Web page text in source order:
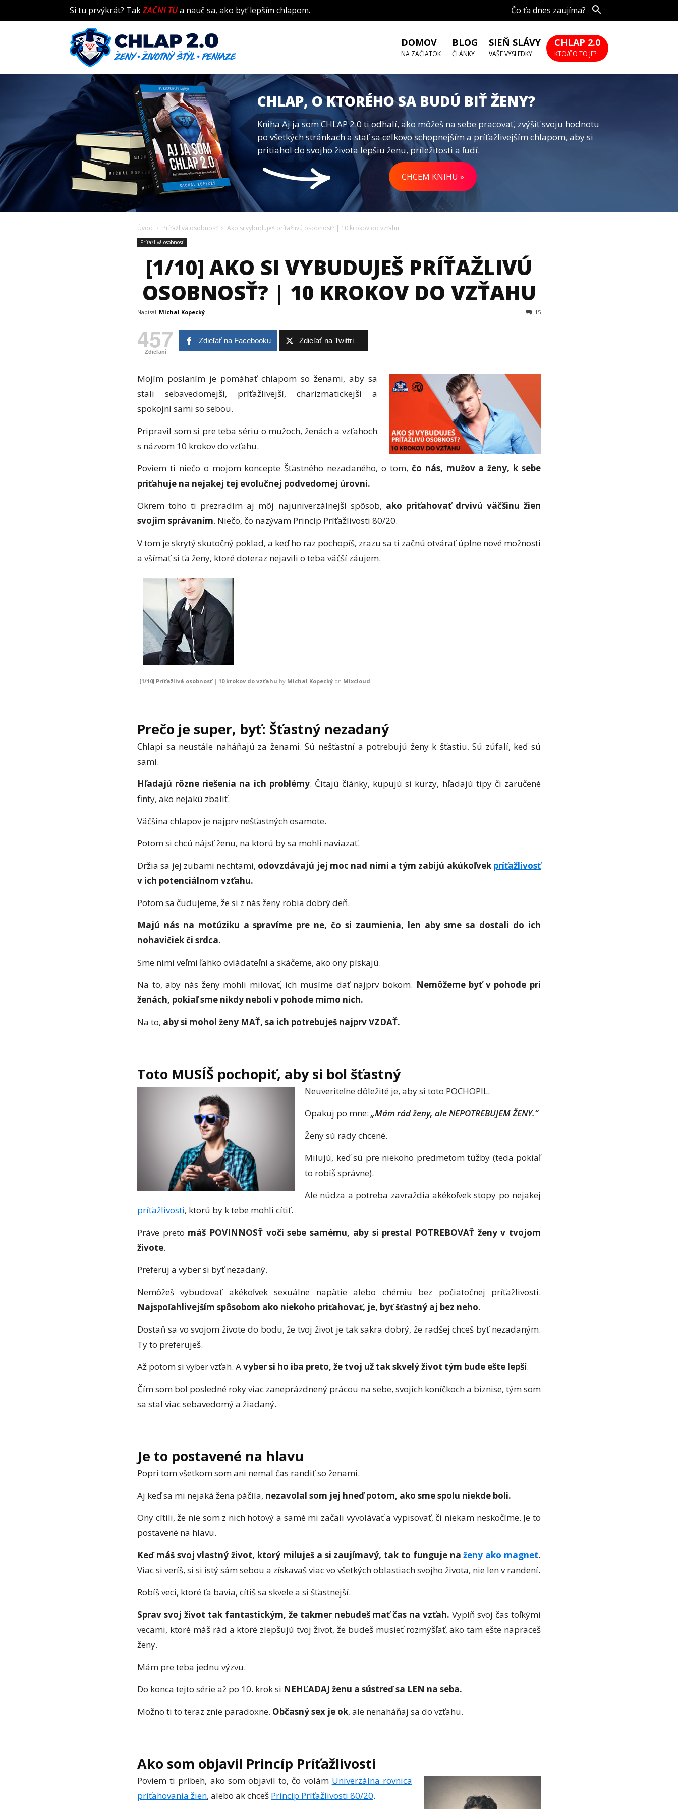
Si tu prvýkrát? TakZAČNI TUa nauč sa, ako byť lepším chlapom. Čo ťa dnes zaujíma?
DOMOV
NA ZAČIATOK
BLOG
ČLÁNKY
SIEŇ SLÁVY
VAŠE VÝSLEDKY
CHLAP 2.0
KTO/ČO TO JE?
CHLAP, O KTORÉHO SA BUDÚ BIŤ ŽENY?
Kniha Aj ja som CHLAP 2.0 ti odhalí, ako môžeš na sebe pracovať, zvýšiť svoju hodnotu
po všetkých stránkach a stať sa celkovo schopnejším a príťažlivejším chlapom, aby si
pritiahol do svojho života lepšiu ženu, príležitosti a ľudí.
CHCEM KNIHU »
Úvod Príťažlivá osobnosť Ako si vybuduješ príťažlivú osobnosť? | 10 krokov do vzťahu
Príťažlivá osobnosť
[1/10] AKO SI VYBUDUJEŠ PRÍŤAŽLIVÚ
OSOBNOSŤ? | 10 KROKOV DO VZŤAHU
Napísal Michal Kopecký 15
457
Zdieľaní
Zdieľať na Facebooku Zdieľať na Twittri
Mojím poslaním je pomáhať chlapom so ženami, aby sa
stali sebavedomejší, príťažlivejší, charizmatickejší a
spokojní sami so sebou.
Pripravil som si pre teba sériu o mužoch, ženách a vzťahoch
s názvom 10 krokov do vzťahu.
Poviem ti niečo o mojom koncepte Šťastného nezadaného, o tom, čo nás, mužov a ženy, k sebe
priťahuje na nejakej tej evolučnej podvedomej úrovni.
Okrem toho ti prezradím aj môj najuniverzálnejší spôsob, ako priťahovať drvivú väčšinu žien
svojim správaním. Niečo, čo nazývam Princíp Príťažlivosti 80/20.
V tom je skrytý skutočný poklad, a keď ho raz pochopíš, zrazu sa ti začnú otvárať úplne nové možnosti
a všímať si ťa ženy, ktoré doteraz nejavili o teba väčší záujem.
[1/10] Príťažlivá osobnosť | 10 krokov do vzťahu by Michal Kopecký on Mixcloud
Prečo je super, byť: Šťastný nezadaný
Chlapi sa neustále naháňajú za ženami. Sú nešťastní a potrebujú ženy k šťastiu. Sú zúfalí, keď sú
sami.
Hľadajú rôzne riešenia na ich problémy. Čítajú články, kupujú si kurzy, hľadajú tipy či zaručené
finty, ako nejakú zbaliť.
Väčšina chlapov je najprv nešťastných osamote.
Potom si chcú nájsť ženu, na ktorú by sa mohli naviazať.
Držia sa jej zubami nechtami, odovzdávajú jej moc nad nimi a tým zabijú akúkoľvek príťažlivosť
v ich potenciálnom vzťahu.
Potom sa čudujeme, že si z nás ženy robia dobrý deň.
Majú nás na motúziku a spravíme pre ne, čo si zaumienia, len aby sme sa dostali do ich
nohavičiek či srdca.
Sme nimi veľmi ľahko ovládateľní a skáčeme, ako ony pískajú.
Na to, aby nás ženy mohli milovať, ich musíme dať najprv bokom. Nemôžeme byť v pohode pri
ženách, pokiaľ sme nikdy neboli v pohode mimo nich.
Na to, aby si mohol ženy MAŤ, sa ich potrebuješ najprv VZDAŤ.
Toto MUSÍŠ pochopiť, aby si bol šťastný
Neuveriteľne dôležité je, aby si toto POCHOPIL.
Opakuj po mne: „Mám rád ženy, ale NEPOTREBUJEM ŽENY.“
Ženy sú rady chcené.
Milujú, keď sú pre niekoho predmetom túžby (teda pokiaľ
to robíš správne).
Ale núdza a potreba zavraždia akékoľvek stopy po nejakej
príťažlivosti, ktorú by k tebe mohli cítiť.
Práve preto máš POVINNOSŤ voči sebe samému, aby si prestal POTREBOVAŤ ženy v tvojom
živote.
Preferuj a vyber si byť nezadaný.
Nemôžeš vybudovať akékoľvek sexuálne napätie alebo chémiu bez počiatočnej príťažlivosti.
Najspoľahlivejším spôsobom ako niekoho priťahovať, je, byť šťastný aj bez neho.
Dostaň sa vo svojom živote do bodu, že tvoj život je tak sakra dobrý, že radšej chceš byť nezadaným.
Ty to preferuješ.
Až potom si vyber vzťah. Avyber si ho iba preto, že tvoj už tak skvelý život tým bude ešte lepší.
Čím som bol posledné roky viac zaneprázdnený prácou na sebe, svojich koníčkoch a biznise, tým som
sa stal viac sebavedomý a žiadaný.
Je to postavené na hlavu
Popri tom všetkom som ani nemal čas randiť so ženami.
Aj keď sa mi nejaká žena páčila, nezavolal som jej hneď potom, ako sme spolu niekde boli.
Ony cítili, že nie som z nich hotový a samé mi začali vyvolávať a vypisovať, či niekam neskočíme. Je to
postavené na hlavu.
Keď máš svoj vlastný život, ktorý miluješ a si zaujímavý, tak to funguje naženy ako magnet.
Viac si veríš, si si istý sám sebou a získavaš viac vo všetkých oblastiach svojho života, nie len v randení.
Robíš veci, ktoré ťa bavia, cítiš sa skvele a si šťastnejší.
Sprav svoj život tak fantastickým, že takmer nebudeš mať čas na vzťah. Vyplň svoj čas toľkými
vecami, ktoré máš rád a ktoré zlepšujú tvoj život, že budeš musieť rozmýšľať, ako tam ešte napraceš
ženy.
Mám pre teba jednu výzvu.
Do konca tejto série až po 10. krok si NEHĽADAJ ženu a sústreď sa LEN na seba.
Možno ti to teraz znie paradoxne. Občasný sex je ok, ale nenaháňaj sa do vzťahu.
Ako som objavil Princíp Príťažlivosti
Poviem ti príbeh, ako som objavil to, čo volám Univerzálna rovnica
priťahovania žien, alebo ak chceš Princíp Príťažlivosti 80/20.